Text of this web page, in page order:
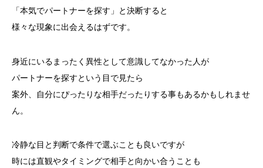
「本気でパートナーを探す」と決断すると
様々な現象に出会えるはずです。
身近にいるまったく異性として意識してなかった人が
パートナーを探すという目で見たら
案外、自分にぴったりな相手だったりする事もあるかもしれませ
ん。
冷静な目と判断で条件で選ぶことも良いですが
時には直観やタイミングで相手と向かい合うことも